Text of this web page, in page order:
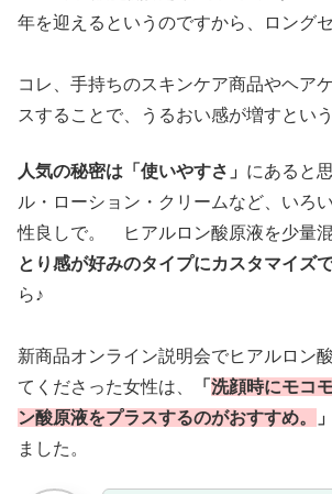
年を迎えるというのですから、ロング
コレ、手持ちのスキンケア商品やヘア
スすることで、うるおい感が増すとい
人気の秘密は「使いやすさ」 にあると
ル・ローション・クリームなど、いろ
性良しで。 ヒアルロン酸原液を少量混
とり感が好みのタイプにカスタマイズ
ら♪
新商品オンライン説明会でヒアルロン
てくださった女性は、
「 洗顔時にモコ
ン酸原液をプラスするのがおすすめ。
」
ました。